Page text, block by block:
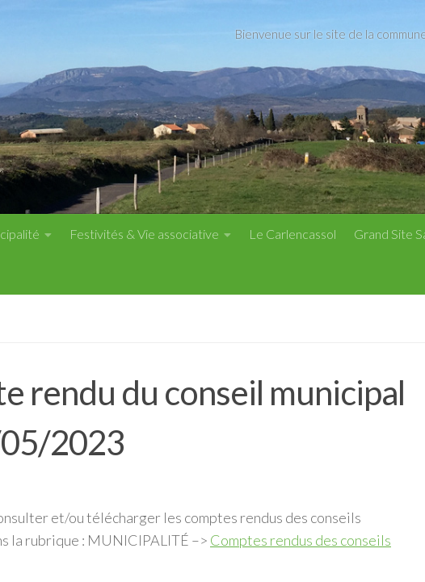
Bienvenue sur le site de la
Festivités & Vie associative Le Carlencassol Grand Site
rendu du conseil municipal
2023
et/ou télécharger les comptes rendus des conseils
la rubrique : MUNICIPALITÉ –> Comptes rendus des conseils